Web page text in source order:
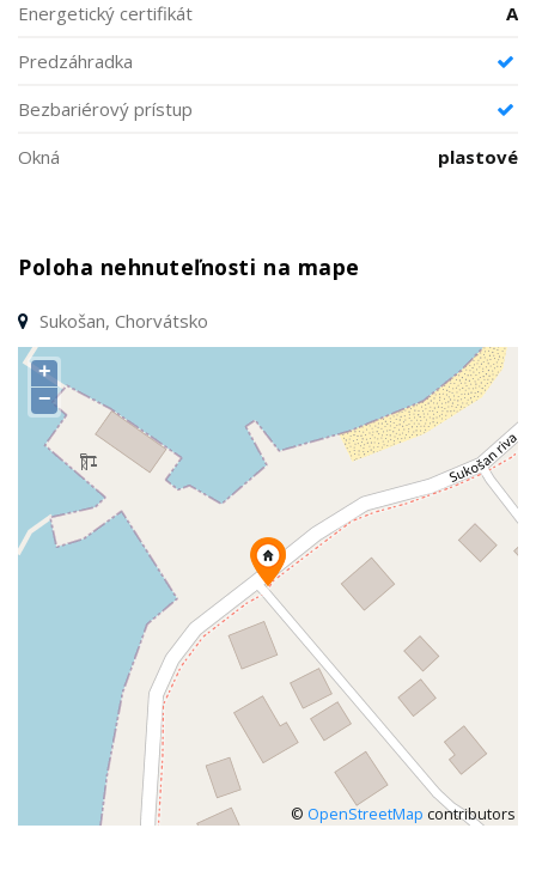
Energetický certifikát
A
Predzáhradka
Bezbariérový prístup
Okná
plastové
Poloha nehnuteľnosti na mape
Sukošan, Chorvátsko
+
−
© OpenStreetMap contributors